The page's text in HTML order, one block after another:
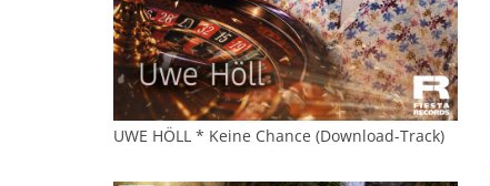
UWE HÖLL * Keine Chance (Download-Track)